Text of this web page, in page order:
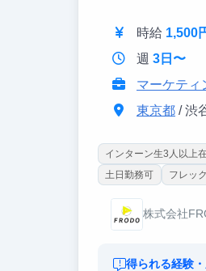
時給 1,500
週 3日〜
マーケティ
東京都/ 渋
インターン生3人以上
土日勤務可
フレッ
株式会社
得られる経験